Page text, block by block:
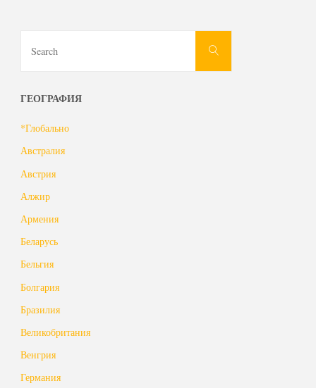
Search
ГЕОГРАФИЯ
*Глобально
Австралия
Австрия
Алжир
Армения
Беларусь
Бельгия
Болгария
Бразилия
Великобритания
Венгрия
Германия